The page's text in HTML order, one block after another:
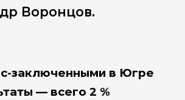
Воронцов.
заключенными в Югре
— всего 2 %